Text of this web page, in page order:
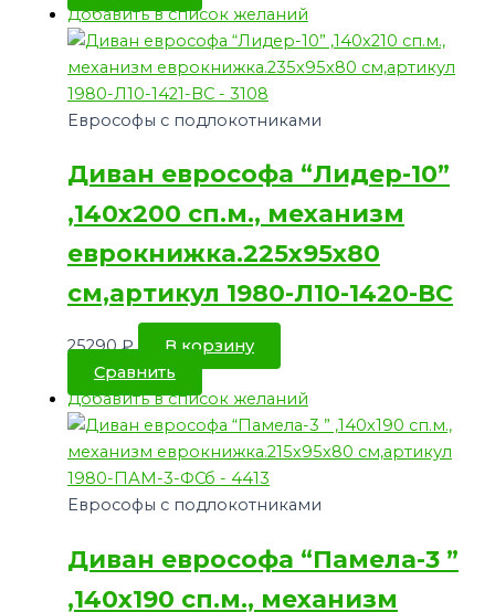
Добавить в список желаний
Еврософы с подлокотниками
Диван еврософа “Лидер-10”
,140х200 сп.м., механизм
еврокнижка.225х95х80
см,артикул 1980-Л10-1420-ВС
25290₽
В корзину
Сравнить
Добавить в список желаний
Еврософы с подлокотниками
Диван еврософа “Памела-3 ”
,140х190 сп.м., механизм